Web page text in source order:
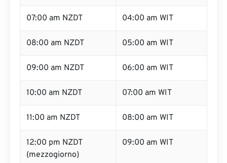
07:00 am NZDT 04:00 am WIT
08:00 am NZDT 05:00 am WIT
09:00 am NZDT 06:00 am WIT
10:00 am NZDT 07:00 am WIT
11:00 am NZDT 08:00 am WIT
12:00 pm NZDT
(mezzogiorno)
09:00 am WIT